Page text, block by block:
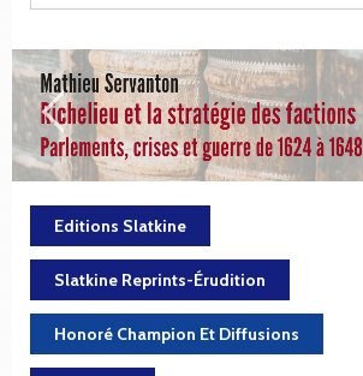
Editions Slatkine
Slatkine Reprints-Érudition
Honoré Champion Et Diffusions